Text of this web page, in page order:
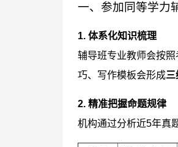
一、参加同等学力
1. 体系化知识梳理
辅导班专业教师会按
巧、写作模板会形成三
2. 精准把握命题规律
机构通过分析近5年真